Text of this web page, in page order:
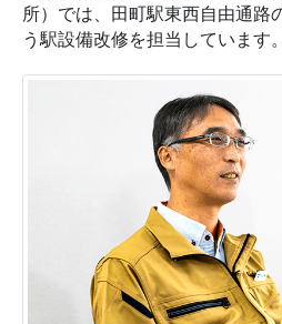
所）では、田町駅東西自由通路
う駅設備改修を担当しています。